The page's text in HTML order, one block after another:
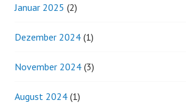
Januar 2025 (2)
Dezember 2024 (1)
November 2024 (3)
August 2024 (1)